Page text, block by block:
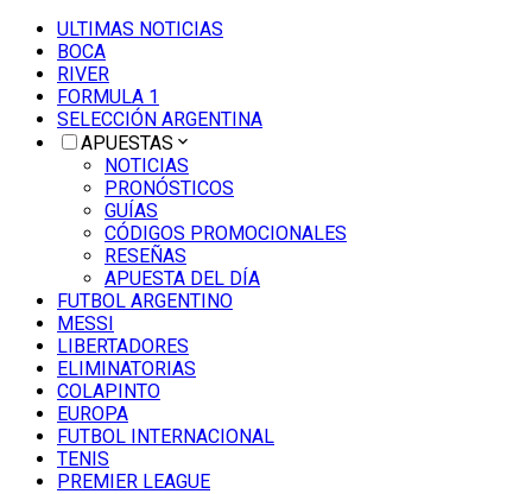
ULTIMAS NOTICIAS
BOCA
RIVER
FORMULA 1
SELECCIÓN ARGENTINA
APUESTAS
NOTICIAS
PRONÓSTICOS
GUÍAS
CÓDIGOS PROMOCIONALES
RESEÑAS
APUESTA DEL DÍA
FUTBOL ARGENTINO
MESSI
LIBERTADORES
ELIMINATORIAS
COLAPINTO
EUROPA
FUTBOL INTERNACIONAL
TENIS
PREMIER LEAGUE